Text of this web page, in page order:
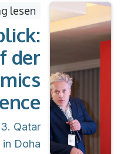
lesen
der
Qatar
Doha